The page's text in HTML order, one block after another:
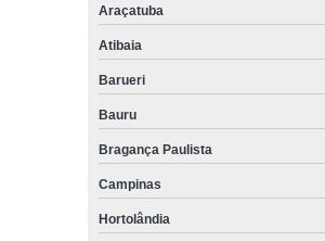
Araçatuba
Atibaia
Barueri
Bauru
Bragança Paulista
Campinas
Hortolândia